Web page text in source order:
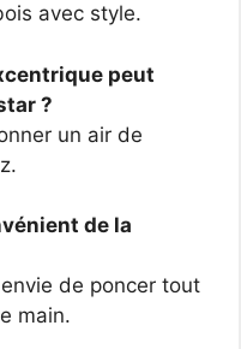
avec style.
peut
?
un air de
de la
de poncer tout
main.